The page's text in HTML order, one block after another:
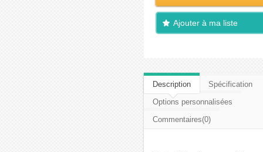
Ajouter à ma liste
Description
Spécification
Options personnalisées
Commentaires(0)